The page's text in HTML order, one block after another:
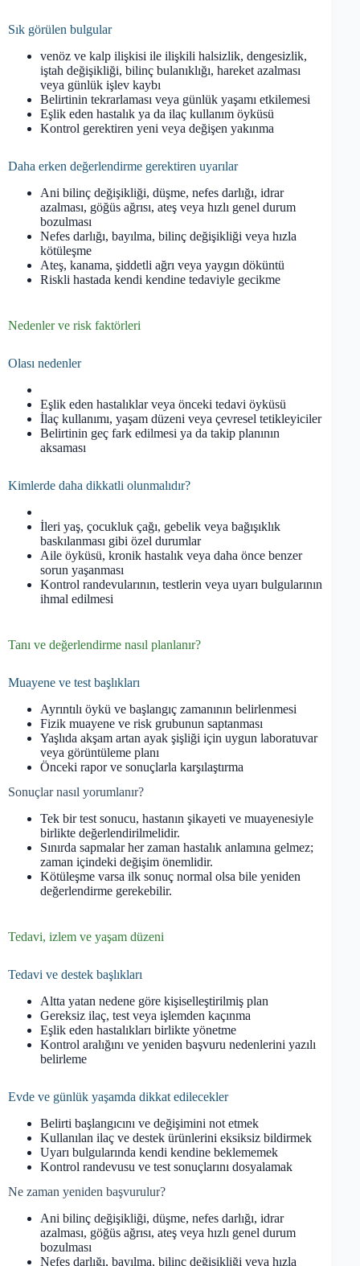
Sık görülen bulgular
venöz ve kalp ilişkisi ile ilişkili halsizlik, dengesizlik,
iştah değişikliği, bilinç bulanıklığı, hareket azalması
veya günlük işlev kaybı
Belirtinin tekrarlaması veya günlük yaşamı etkilemesi
Eşlik eden hastalık ya da ilaç kullanım öyküsü
Kontrol gerektiren yeni veya değişen yakınma
Daha erken değerlendirme gerektiren uyarılar
Ani bilinç değişikliği, düşme, nefes darlığı, idrar
azalması, göğüs ağrısı, ateş veya hızlı genel durum
bozulması
Nefes darlığı, bayılma, bilinç değişikliği veya hızla
kötüleşme
Ateş, kanama, şiddetli ağrı veya yaygın döküntü
Riskli hastada kendi kendine tedaviyle gecikme
Nedenler ve risk faktörleri
Olası nedenler
Eşlik eden hastalıklar veya önceki tedavi öyküsü
İlaç kullanımı, yaşam düzeni veya çevresel tetikleyiciler
Belirtinin geç fark edilmesi ya da takip planının
aksaması
Kimlerde daha dikkatli olunmalıdır?
İleri yaş, çocukluk çağı, gebelik veya bağışıklık
baskılanması gibi özel durumlar
Aile öyküsü, kronik hastalık veya daha önce benzer
sorun yaşanması
Kontrol randevularının, testlerin veya uyarı bulgularının
ihmal edilmesi
Tanı ve değerlendirme nasıl planlanır?
Muayene ve test başlıkları
Ayrıntılı öykü ve başlangıç zamanının belirlenmesi
Fizik muayene ve risk grubunun saptanması
Yaşlıda akşam artan ayak şişliği için uygun laboratuvar
veya görüntüleme planı
Önceki rapor ve sonuçlarla karşılaştırma
Sonuçlar nasıl yorumlanır?
Tek bir test sonucu, hastanın şikayeti ve muayenesiyle
birlikte değerlendirilmelidir.
Sınırda sapmalar her zaman hastalık anlamına gelmez;
zaman içindeki değişim önemlidir.
Kötüleşme varsa ilk sonuç normal olsa bile yeniden
değerlendirme gerekebilir.
Tedavi, izlem ve yaşam düzeni
Tedavi ve destek başlıkları
Altta yatan nedene göre kişiselleştirilmiş plan
Gereksiz ilaç, test veya işlemden kaçınma
Eşlik eden hastalıkları birlikte yönetme
Kontrol aralığını ve yeniden başvuru nedenlerini yazılı
belirleme
Evde ve günlük yaşamda dikkat edilecekler
Belirti başlangıcını ve değişimini not etmek
Kullanılan ilaç ve destek ürünlerini eksiksiz bildirmek
Uyarı bulgularında kendi kendine beklememek
Kontrol randevusu ve test sonuçlarını dosyalamak
Ne zaman yeniden başvurulur?
Ani bilinç değişikliği, düşme, nefes darlığı, idrar
azalması, göğüs ağrısı, ateş veya hızlı genel durum
bozulması
Nefes darlığı, bayılma, bilinç değişikliği veya hızla